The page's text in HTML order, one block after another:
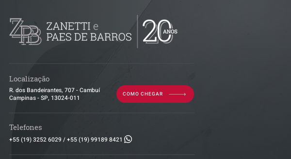
fiscais exige revisão
operacional pelas empresas
Localização
R. dos Bandeirantes, 707 - Cambuí
Campinas - SP, 13024-011
COMO CHEGAR
Telefones
+55 (19) 3252 6029 /+55 (19) 99189 8421